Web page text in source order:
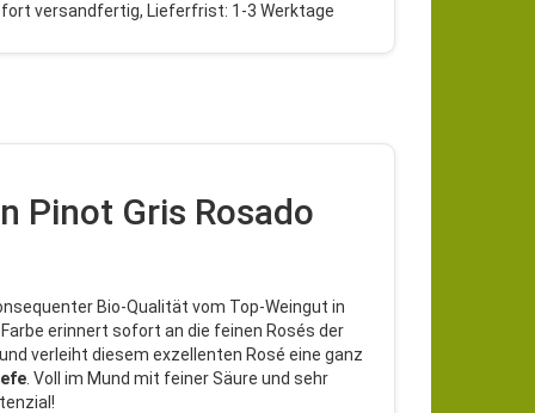
versandfertig, Lieferfrist: 1-3 Werktage
Pinot Gris Rosado
Bio-Qualität vom Top-Weingut in
erinnert sofort an die feinen Rosés der
verleiht diesem exzellenten Rosé eine ganz
. Voll im Mund mit feiner Säure und sehr